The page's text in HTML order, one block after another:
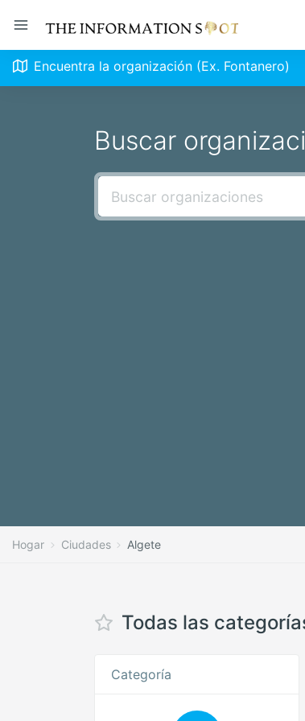
Encuentra la organización (Ex. Fontanero)
Buscar
Hogar Ciudades Algete
Todas las
Categoría